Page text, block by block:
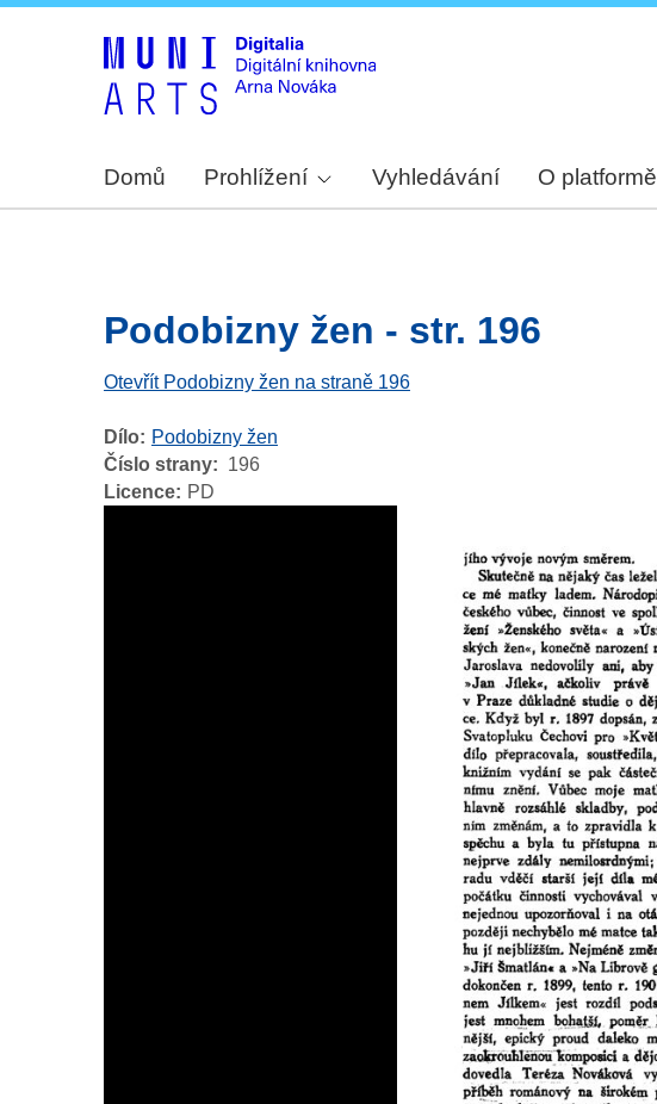
Domů Prohlížení Vyhledávání O platformě
Podobizny žen - str. 196
Otevřít Podobizny žen na straně 196
Dílo
Podobizny žen
Číslo strany
196
Licence
PD